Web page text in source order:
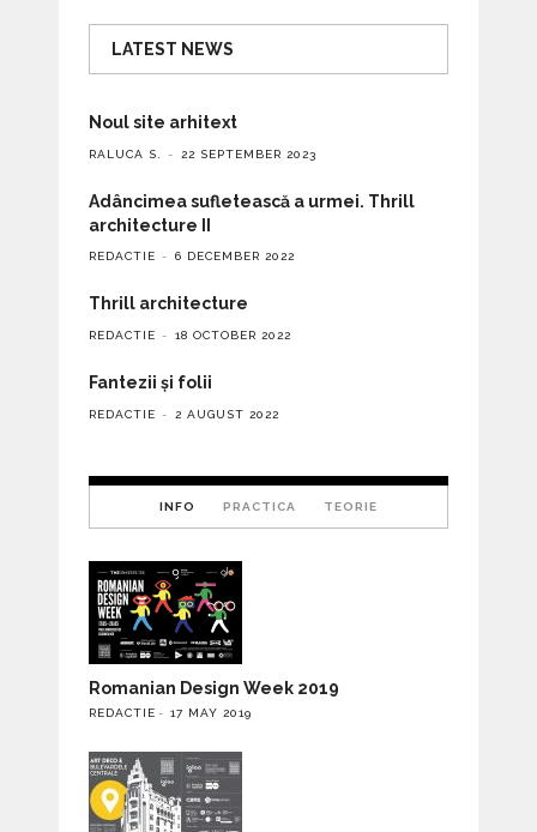
LATEST NEWS
Noul site arhitext
RALUCA S. 22 SEPTEMBER 2023
Adâncimea sufletească a urmei. Thrill
architecture II
REDACTIE 6 DECEMBER 2022
Thrill architecture
REDACTIE 18 OCTOBER 2022
Fantezii și folii
REDACTIE 2 AUGUST 2022
INFO PRACTICA TEORIE
Romanian Design Week 2019
REDACTIE 17 MAY 2019